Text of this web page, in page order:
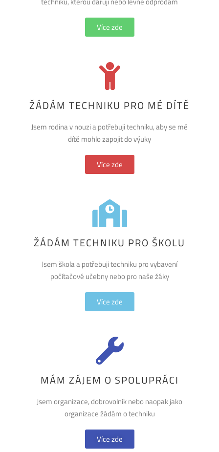
Více zde
ŽÁDÁM TECHNIKU PRO MÉ DÍTĚ
Jsem rodina v nouzi a potřebuji techniku, aby se mé
dítě mohlo zapojit do výuky
Více zde
ŽÁDÁM TECHNIKU PRO ŠKOLU
Jsem škola a potřebuji techniku pro vybavení
počítačové učebny nebo pro naše žáky
Více zde
MÁM ZÁJEM O SPOLUPRÁCI
Jsem organizace, dobrovolník nebo naopak jako
organizace žádám o techniku
Více zde